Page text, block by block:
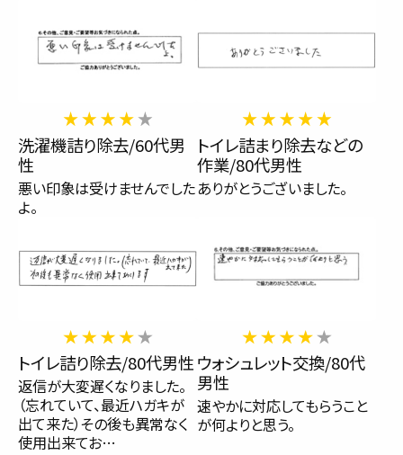
洗濯機詰り除去/60代男
性
悪い印象は受けませんでした
よ。
トイレ詰まり除去などの
作業/80代男性
ありがとうございました。
トイレ詰り除去/80代男性
返信が大変遅くなりました。
（忘れていて、最近ハガキが
出て来た）その後も異常なく
使用出来てお…
ウォシュレット交換/80代
男性
速やかに対応してもらうこと
が何よりと思う。